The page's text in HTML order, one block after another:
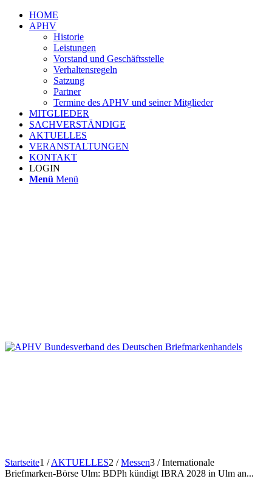
HOME
APHV
Historie
Leistungen
Vorstand und Geschäftsstelle
Verhaltensregeln
Satzung
Partner
Termine des APHV und seiner Mitglieder
MITGLIEDER
SACHVERSTÄNDIGE
AKTUELLES
VERANSTALTUNGEN
KONTAKT
LOGIN
Menü Menü
Startseite1 / AKTUELLES2 / Messen3 / Internationale
Briefmarken-Börse Ulm: BDPh kündigt IBRA 2028 in Ulm an...